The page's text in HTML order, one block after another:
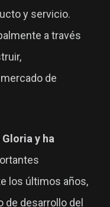
y servicio.
a través
de
y ha
los últimos años,
desarrollo del